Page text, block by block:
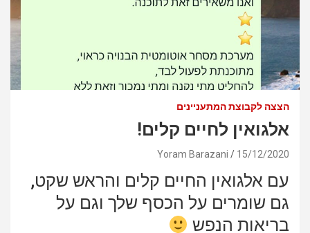
הצצה לקבוצת המתעניינים
אלגואין לחיים קלים!
15/12/2020
Yoram Barazani
עם אלגואין החיים קלים והראש שקט,
גם שומרים על הכסף שלך וגם על
בריאות הנפש